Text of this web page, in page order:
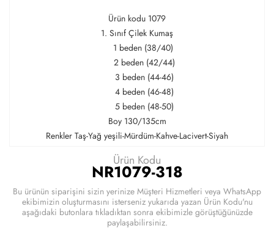
Ürün kodu 1079
1. Sınıf Çilek Kumaş
1 beden (38/40)
2 beden (42/44)
3 beden (44-46)
4 beden (46-48)
5 beden (48-50)
Boy 130/135cm
Renkler Taş-Yağ yeşili-Mürdüm-Kahve-Lacivert-Siyah
Ürün Kodu
NR1079-318
Bu ürünün siparişini sizin yerinize Müşteri Hizmetleri veya WhatsApp
ekibimizin oluşturmasını isterseniz yukarıda yazan Ürün Kodu'nu
aşağıdaki butonlara tıkladıktan sonra ekibimizle görüştüğünüzde
paylaşabilirsiniz.